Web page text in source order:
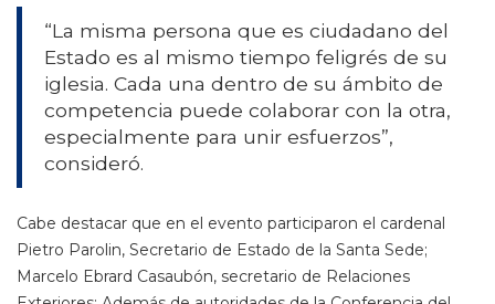
“La misma persona que es ciudadano del
Estado es al mismo tiempo feligrés de su
iglesia. Cada una dentro de su ámbito de
competencia puede colaborar con la otra,
especialmente para unir esfuerzos”,
consideró.
Cabe destacar que en el evento participaron el cardenal
Pietro Parolin, Secretario de Estado de la Santa Sede;
Marcelo Ebrard Casaubón, secretario de Relaciones